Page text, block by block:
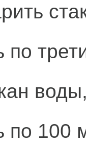
по
по 100